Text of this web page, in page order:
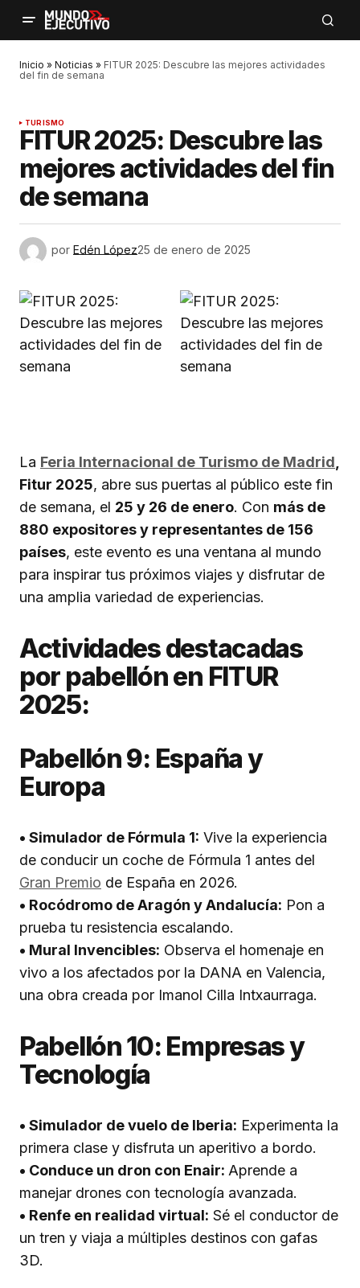
Inicio » Noticias » FITUR 2025: Descubre las mejores actividades
del fin de semana
TURISMO
FITUR 2025: Descubre las
mejores actividades del fin
de semana
por Edén López25 de enero de 2025
La Feria Internacional de Turismo de Madrid
Fitur 2025, abre sus puertas al público este fin
de semana, el 25 y 26 de enero. Con más de
880 expositores y representantes de 156
países, este evento es una ventana al mundo
para inspirar tus próximos viajes y disfrutar de
una amplia variedad de experiencias.
Actividades destacadas
por pabellón en FITUR
2025:
Pabellón 9: España y
Europa
• Simulador de Fórmula 1: Vive la experiencia
de conducir un coche de Fórmula 1 antes del
Gran Premio de España en 2026.
• Rocódromo de Aragón y Andalucía: Pon a
prueba tu resistencia escalando.
• Mural Invencibles: Observa el homenaje en
vivo a los afectados por la DANA en Valencia,
una obra creada por Imanol Cilla Intxaurraga.
Pabellón 10: Empresas y
Tecnología
• Simulador de vuelo de Iberia: Experimenta la
primera clase y disfruta un aperitivo a bordo.
• Conduce un dron con Enair: Aprende a
manejar drones con tecnología avanzada.
• Renfe en realidad virtual: Sé el conductor de
un tren y viaja a múltiples destinos con gafas
3D.